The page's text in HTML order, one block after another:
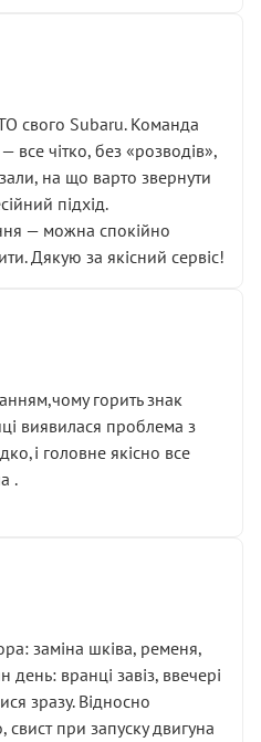
свого Subaru. Команда
все чітко, без «розводів»,
на що варто звернути
підхід.
— можна спокійно
Дякую за якісний сервіс!
горить знак
виявилася проблема з
головне якісно все
.
заміна шківа, ременя,
вранці завіз, ввечері
зразу. Відносно
при запуску двигуна